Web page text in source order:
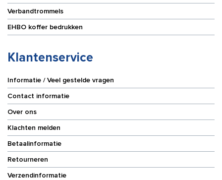
Verbandtrommels
EHBO koffer bedrukken
Klantenservice
Informatie / Veel gestelde vragen
Contact informatie
Over ons
Klachten melden
Betaalinformatie
Retourneren
Verzendinformatie